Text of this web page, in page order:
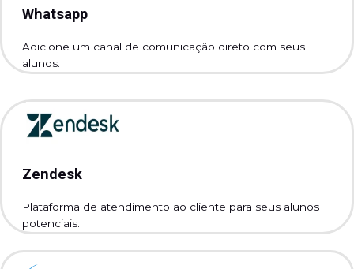
Whatsapp
Adicione um canal de comunicação direto com seus
alunos.
Zendesk
Plataforma de atendimento ao cliente para seus alunos
potenciais.